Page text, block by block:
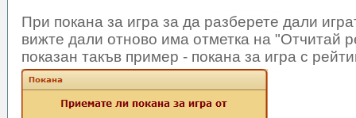
При покана за игра за да разберете дали
вижте дали отново има отметка на "Отчитай
показан такъв пример - покана за игра с